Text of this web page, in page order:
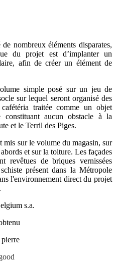
nombreux éléments disparates,
du projet est d’implanter un
afin de créer un élément de
simple posé sur un jeu de
sur lequel seront organisé des
traitée comme un objet
constituant aucun obstacle à la
et le Terril des Piges.
sur le volume du magasin, sur
et sur la toiture. Les façades
revêtues de briques vernissées
présent dans la Métropole
l'environnement direct du projet
s.a.
pierre